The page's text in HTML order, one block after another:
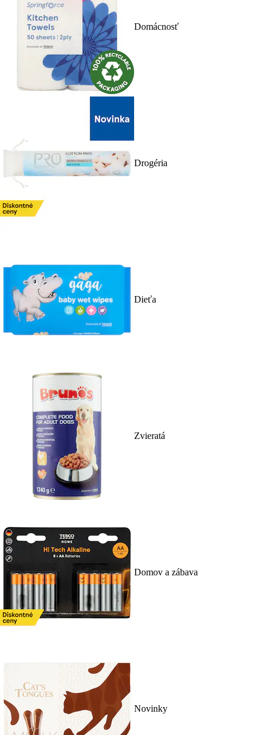
Domácnosť
Drogéria
Dieťa
Zvieratá
Domov a zábava
Novinky